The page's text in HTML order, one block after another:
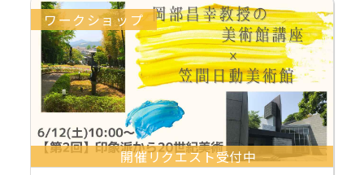
ワークショップ
開催リクエスト受付中